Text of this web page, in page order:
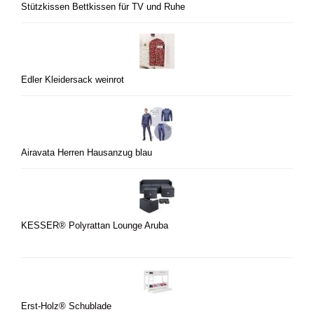
Stützkissen Bettkissen für TV und Ruhe
Edler Kleidersack weinrot
Airavata Herren Hausanzug blau
KESSER® Polyrattan Lounge Aruba
Erst-Holz® Schublade